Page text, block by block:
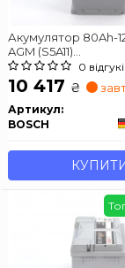
Акумулятор 80Ah-
AGM (S5A11)
0
10 417 ₴
Артикул:
BOSCH